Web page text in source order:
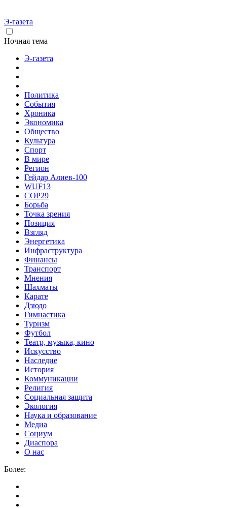
Э-газета
Ночная тема
Э-газета
Политика
События
Хроника
Экономика
Общество
Культура
Спорт
В мире
Регион
Гейдар Алиев-100
WUF13
COP29
Борьба
Точка зрения
Позиция
Взгляд
Энергетика
Инфраструктура
Финансы
Транспорт
Мнения
Шахматы
Карате
Дзюдо
Гимнастика
Туризм
Футбол
Театр, музыка, кино
Искусство
Наследие
История
Коммуникации
Религия
Социальная защита
Экология
Наука и образование
Медиа
Социум
Диаспора
О нас
Более: